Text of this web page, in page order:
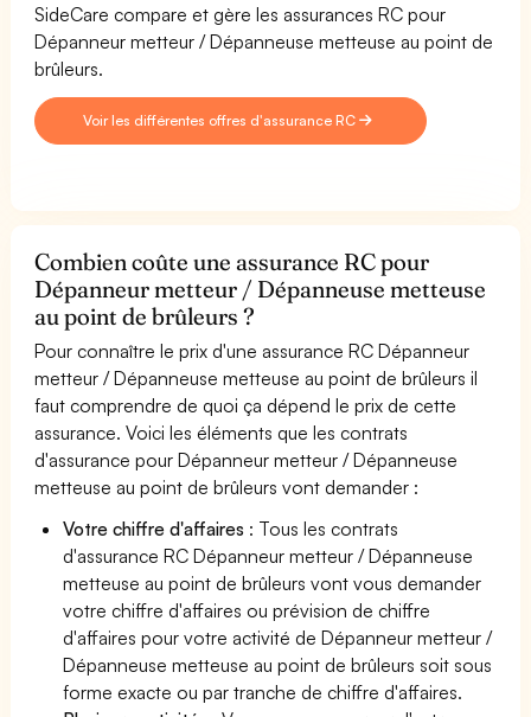
SideCare compare et gère les assurances RC pour
Dépanneur metteur / Dépanneuse metteuse au point de
brûleurs.
Voir les différentes offres d'assurance RC
Combien coûte une assurance RC pour
Dépanneur metteur / Dépanneuse metteuse
au point de brûleurs ?
Pour connaître le prix d'une assurance RC Dépanneur
metteur / Dépanneuse metteuse au point de brûleurs il
faut comprendre de quoi ça dépend le prix de cette
assurance. Voici les éléments que les contrats
d'assurance pour Dépanneur metteur / Dépanneuse
metteuse au point de brûleurs vont demander :
Votre chiffre d'affaires : Tous les contrats
d'assurance RC Dépanneur metteur / Dépanneuse
metteuse au point de brûleurs vont vous demander
votre chiffre d'affaires ou prévision de chiffre
d'affaires pour votre activité de Dépanneur metteur /
Dépanneuse metteuse au point de brûleurs soit sous
forme exacte ou par tranche de chiffre d'affaires.